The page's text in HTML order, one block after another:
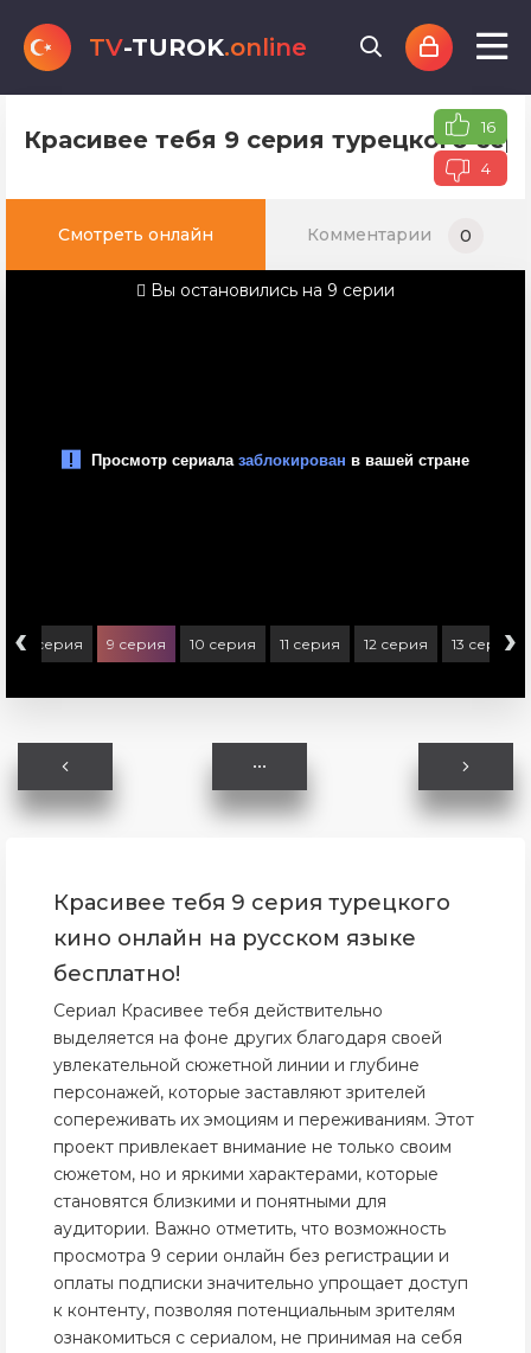
TV-TUROK.online
Красивее тебя 9 серия турецкого 16
4
Смотреть онлайн Комментарии 0
Вы остановились на 9 серии
‹8 серия 9 серия 10 серия 11 серия 12 серия 13 серия
›
Красивее тебя 9 серия турецкого
кино онлайн на русском языке
бесплатно!
Сериал Красивее тебя действительно
выделяется на фоне других благодаря своей
увлекательной сюжетной линии и глубине
персонажей, которые заставляют зрителей
сопереживать их эмоциям и переживаниям. Этот
проект привлекает внимание не только своим
сюжетом, но и яркими характерами, которые
становятся близкими и понятными для
аудитории. Важно отметить, что возможность
просмотра 9 серии онлайн без регистрации и
оплаты подписки значительно упрощает доступ
к контенту, позволяя потенциальным зрителям
ознакомиться с сериалом, не принимая на себя